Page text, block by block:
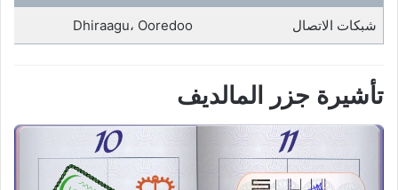
شبكات الاتصال Dhiraagu، Ooredoo
تأشيرة جزر المالديف